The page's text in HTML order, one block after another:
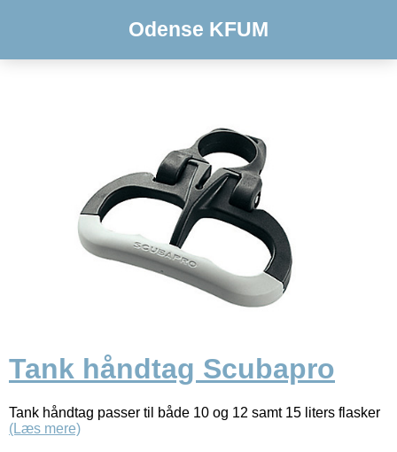
Odense KFUM
Tank håndtag Scubapro
Tank håndtag passer til både 10 og 12 samt 15 liters flasker
(Læs mere)